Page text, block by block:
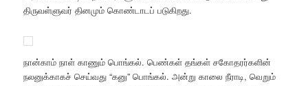
திருவள்ளுவர் தினமும் கொண்டாடப் படுகிறது.
நான்காம் நாள் காணும் பொங்கல். பெண்கள் தங்கள் சகோதரர்களின்
நலனுக்காகச் செய்வது “கனு” பொங்கல். அன்று காலை நீராடி, வெறும்